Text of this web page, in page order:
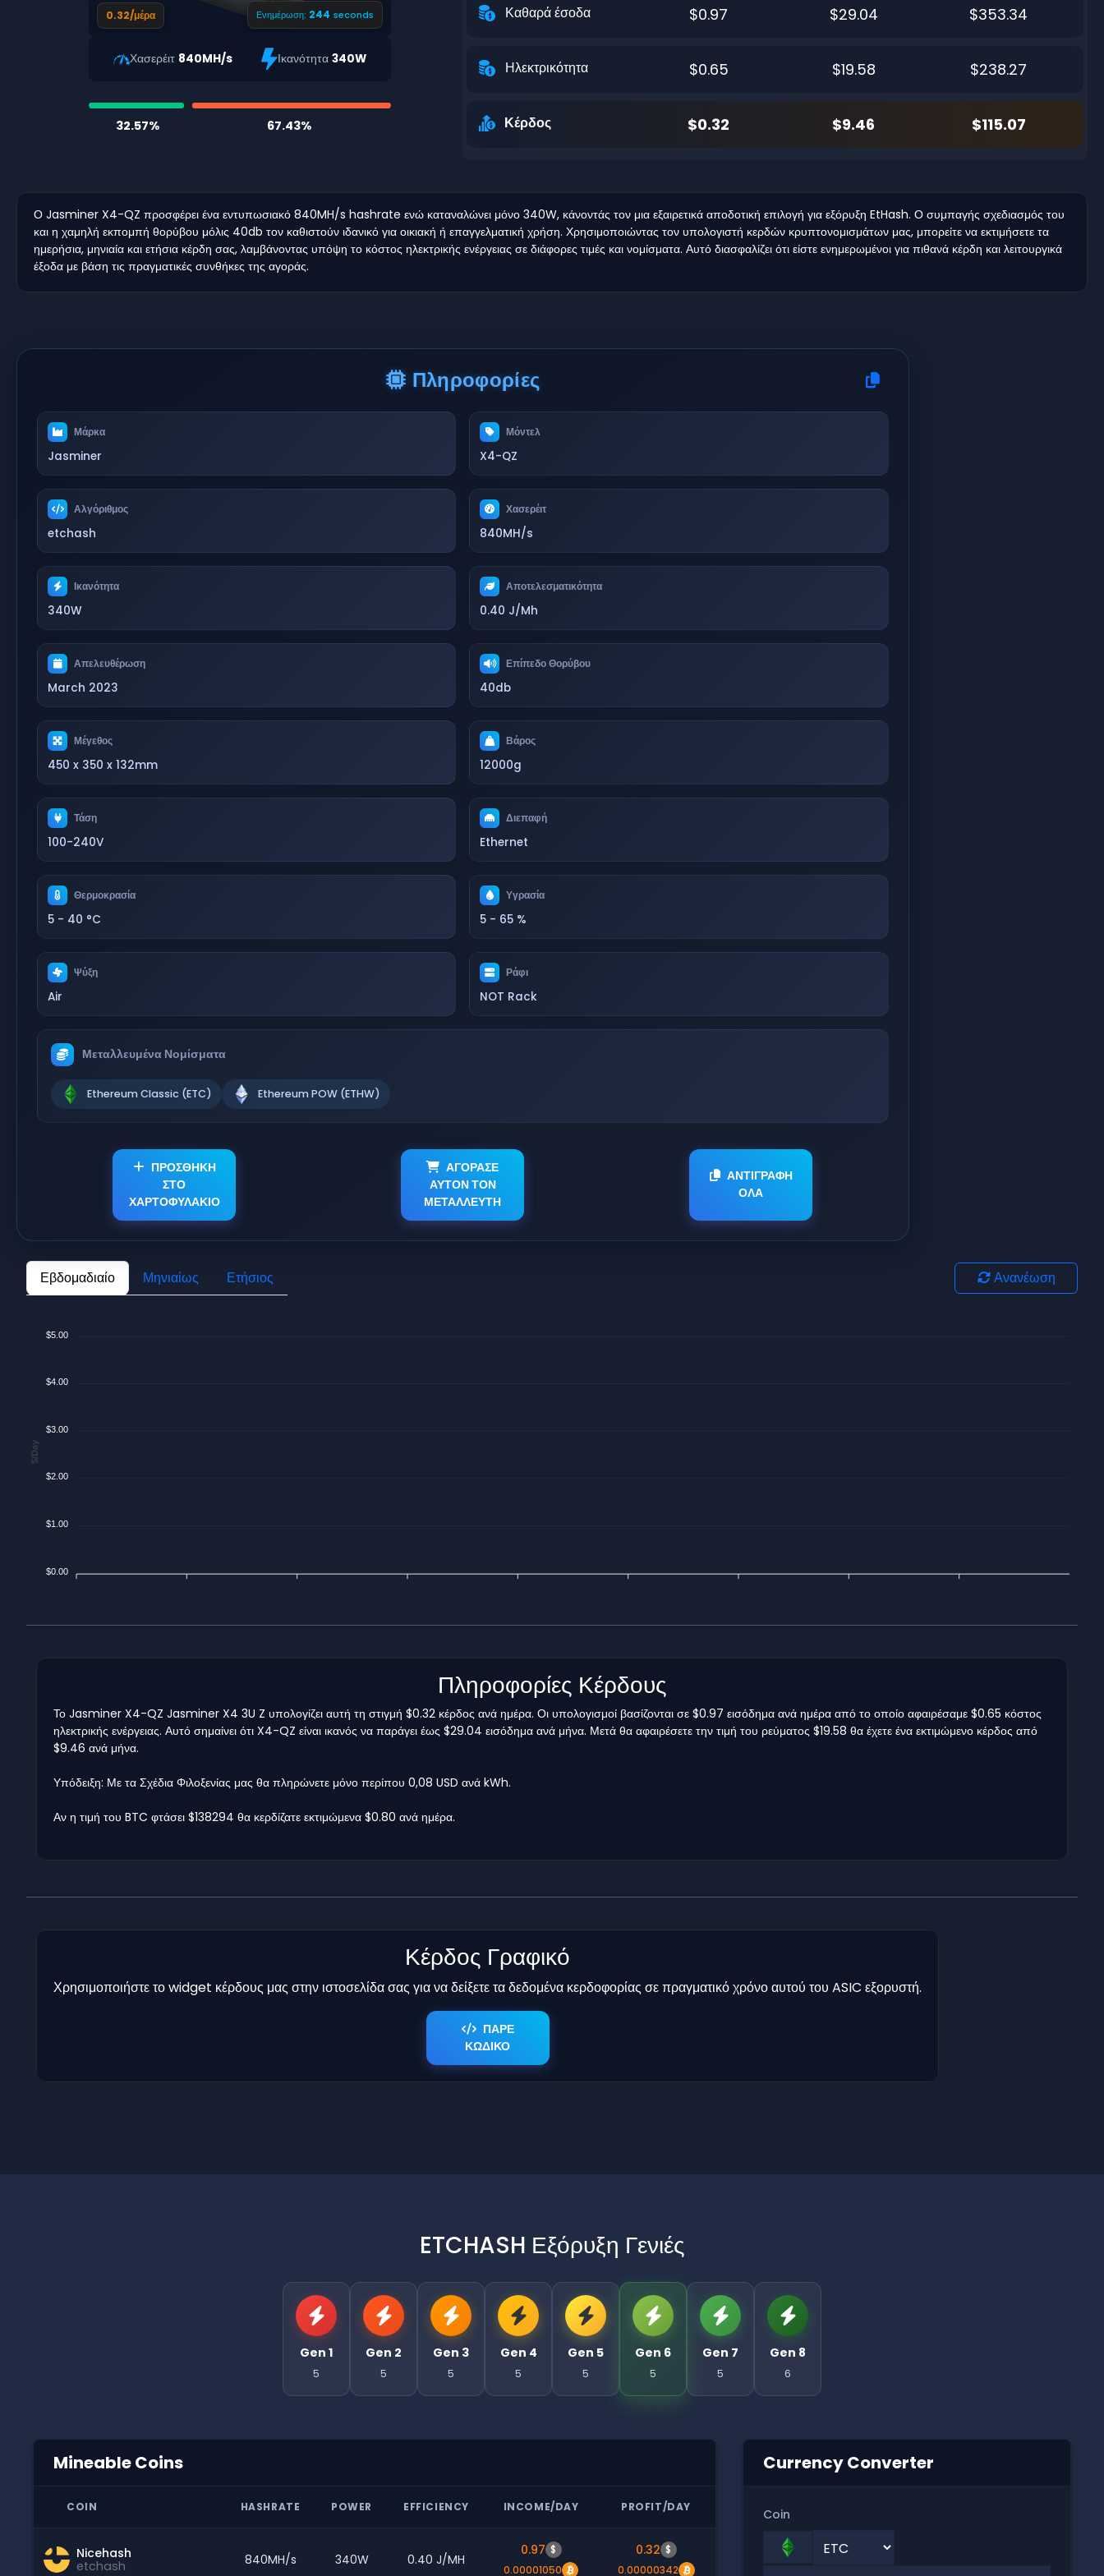
0.32/μέρα Ενημέρωση: 243 seconds
Χασερέιτ 840MH/s Ικανότητα 340W
32.57% 67.43%
Καθαρά έσοδα $0.97 $29.04 $353.34
Ηλεκτρικότητα $0.65 $19.58 $238.27
Κέρδος $0.32 $9.46 $115.07
Ο Jasminer X4-QZ προσφέρει ένα εντυπωσιακό 840MH/s hashrate ενώ καταναλώνει μόνο 340W, κάνοντάς τον μια εξαιρετικά αποδοτική επιλογή για εξόρυξη EtHash. Ο συμπαγής σχεδιασμός του
και η χαμηλή εκπομπή θορύβου μόλις 40db τον καθιστούν ιδανικό για οικιακή ή επαγγελματική χρήση. Χρησιμοποιώντας τον υπολογιστή κερδών κρυπτονομισμάτων μας, μπορείτε να εκτιμήσετε τα
ημερήσια, μηνιαία και ετήσια κέρδη σας, λαμβάνοντας υπόψη το κόστος ηλεκτρικής ενέργειας σε διάφορες τιμές και νομίσματα. Αυτό διασφαλίζει ότι είστε ενημερωμένοι για πιθανά κέρδη και λειτουργικά
έξοδα με βάση τις πραγματικές συνθήκες της αγοράς.
Πληροφορίες
Μάρκα
Jasminer
Μόντελ
X4-QZ
Αλγόριθμος
etchash
Χασερέιτ
840MH/s
Ικανότητα
340W
Αποτελεσματικότητα
0.40 J/Mh
Απελευθέρωση
March 2023
Επίπεδο Θορύβου
40db
Μέγεθος
450 x 350 x 132mm
Βάρος
12000g
Τάση
100-240V
Διεπαφή
Ethernet
Θερμοκρασία
5 - 40 °C
Υγρασία
5 - 65 %
Ψύξη
Air
Ράφι
NOT Rack
Μεταλλευμένα Νομίσματα
Ethereum Classic (ETC) Ethereum POW (ETHW)
ΠΡΟΣΘΗΚΗ
ΣΤΟ
ΧΑΡΤΟΦΥΛΑΚΙΟ
ΑΓΟΡΑΣΕ
ΑΥΤΟΝ ΤΟΝ
ΜΕΤΑΛΛΕΥΤΗ
ΑΝΤΙΓΡΑΦΗ
ΟΛΑ
Εβδομαδιαίο Μηνιαίως Ετήσιος Ανανέωση
$5.00
$4.00
$3.00
$2.00
$1.00
$0.00
$/Day
Πληροφορίες Κέρδους
Το Jasminer X4-QZ Jasminer X4 3U Z υπολογίζει αυτή τη στιγμή $0.32 κέρδος ανά ημέρα. Οι υπολογισμοί βασίζονται σε $0.97 εισόδημα ανά ημέρα από το οποίο αφαιρέσαμε $0.65 κόστος
ηλεκτρικής ενέργειας. Αυτό σημαίνει ότι X4-QZ είναι ικανός να παράγει έως $29.04 εισόδημα ανά μήνα. Μετά θα αφαιρέσετε την τιμή του ρεύματος $19.58 θα έχετε ένα εκτιμώμενο κέρδος από
$9.46 ανά μήνα.
Υπόδειξη: Με τα Σχέδια Φιλοξενίας μας θα πληρώνετε μόνο περίπου 0,08 USD ανά kWh.
Αν η τιμή του BTC φτάσει $138294 θα κερδίζατε εκτιμώμενα $0.80 ανά ημέρα.
Κέρδος Γραφικό
Χρησιμοποιήστε το widget κέρδους μας στην ιστοσελίδα σας για να δείξετε τα δεδομένα κερδοφορίας σε πραγματικό χρόνο αυτού του ASIC εξορυστή.
ΠΑΡΕ
ΚΩΔΙΚΟ
ETCHASH Εξόρυξη Γενιές
Gen 1
5
Gen 2
5
Gen 3
5
Gen 4
5
Gen 5
5
Gen 6
5
Gen 7
5
Gen 8
6
Mineable Coins
COIN HASHRATE POWER EFFICIENCY INCOME/DAY PROFIT/DAY
Nicehash
etchash
840MH/s 340W 0.40 J/MH
0.97 $
0.00001050
0.32 $
0.00000342
Currency Converter
Coin